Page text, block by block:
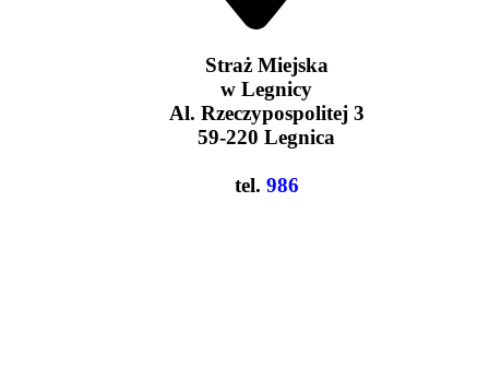
Straż Miejska
w Legnicy
Al. Rzeczypospolitej 3
59-220 Legnica
tel. 986